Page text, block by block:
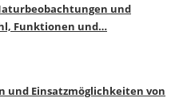
und
Funktionen und…
und Einsatzmöglichkeiten von